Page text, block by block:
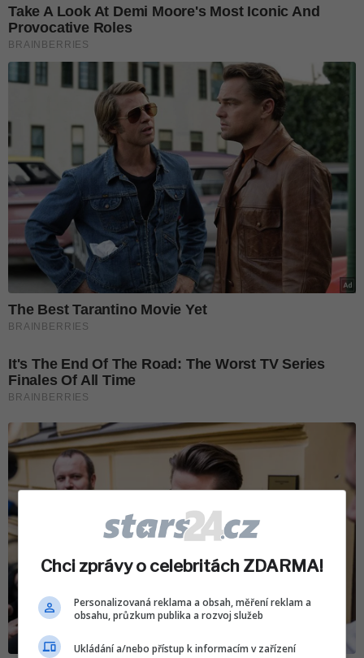
Chci zprávy o celebritách ZDARMA!
Personalizovaná reklama a obsah, měření reklam a
obsahu, průzkum publika a rozvoj služeb
Ukládání a/nebo přístup k informacím v zařízení